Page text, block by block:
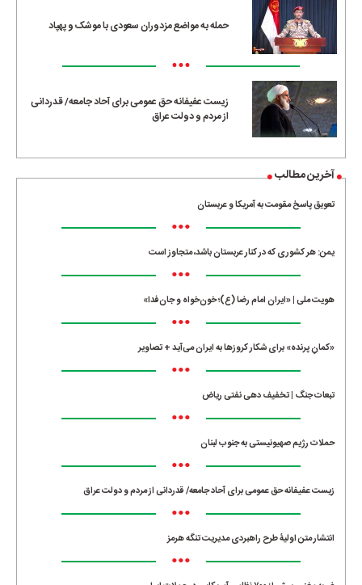
حمله به مواضع مزدوران سعودی با موشک و پهپاد
•••
زیست عفیفانه حق عمومی برای آحاد جامعه/ قدردانی
از مردم و دولت عراق
آخرین مطالب
تعویق پاسخ مقومت به آمریکا و عربستان
•••
یمن: هر کشوری که در کنار عربستان باشد، متجاوز است
•••
هویت ملی | «ایران امام رضا (ع)؛ خون‌خواه و جان‌فدا»
•••
«کمانِ پرنده» برای شکار کروزها به ایران می‌آید + تصاویر
•••
تبعات جنگ | تخفیف دهی نفتی ریاض
•••
حملات رژیم صهیونیستی به جنوب لبنان
•••
زیست عفیفانه حق عمومی برای آحاد جامعه/ قدردانی از مردم و دولت عراق
•••
انتشار متن اولیۀ طرح راهبردی مدیریت تنگه هرمز
•••